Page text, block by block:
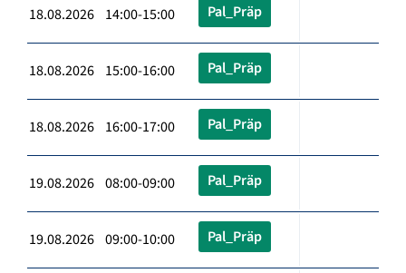
18.08.2026 14:00-15:00 Pal_Präp
18.08.2026 15:00-16:00 Pal_Präp
18.08.2026 16:00-17:00 Pal_Präp
19.08.2026 08:00-09:00 Pal_Präp
19.08.2026 09:00-10:00 Pal_Präp